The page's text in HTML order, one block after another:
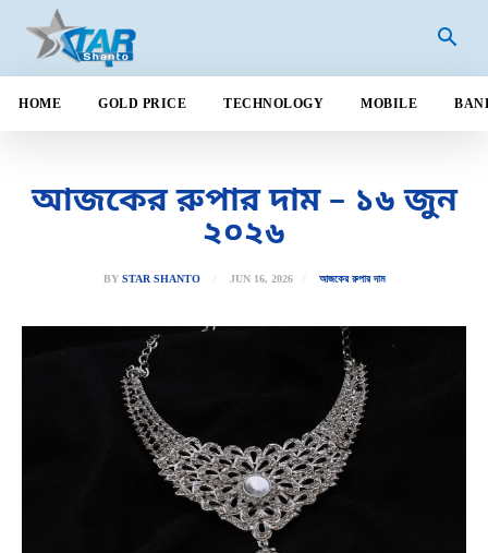
HOME GOLD PRICE TECHNOLOGY MOBILE
আজকের রুপার দাম – ১৬ জুন
২০২৬
BY STAR SHANTO JUN 16, 2026 আজকের রুপার দাম